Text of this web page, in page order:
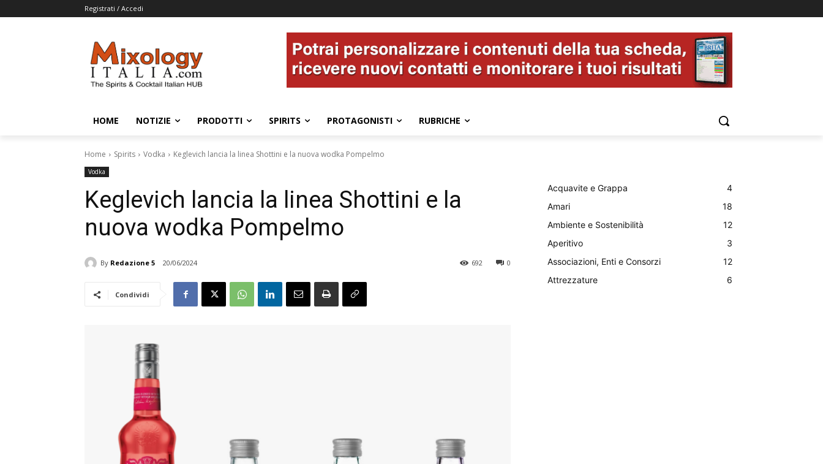
Registrati / Accedi
HOME NOTIZIE PRODOTTI SPIRITS PROTAGONISTI RUBRICHE
Home Spirits Vodka Keglevich lancia la linea Shottini e la nuova wodka Pompelmo
Vodka
Keglevich lancia la linea Shottini e la
nuova wodka Pompelmo
By Redazione 5 20/06/2024 0
692
Condividi
Acquavite e Grappa
4
Amari
18
Ambiente e Sostenibilità
12
Aperitivo
3
Associazioni, Enti e Consorzi
12
Attrezzature
6